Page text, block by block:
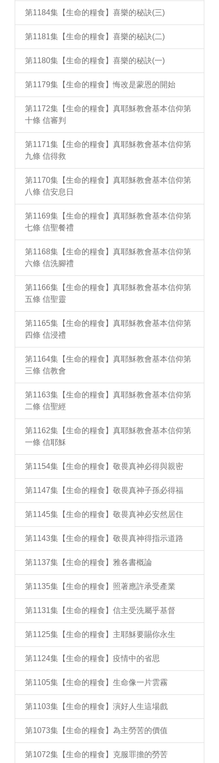
第1184集【生命的糧食】喜樂的秘訣(三)
第1181集【生命的糧食】喜樂的秘訣(二)
第1180集【生命的糧食】喜樂的秘訣(一)
第1179集【生命的糧食】悔改是蒙恩的開始
第1172集【生命的糧食】真耶穌教會基本信仰第
十條 信審判
第1171集【生命的糧食】真耶穌教會基本信仰第
九條 信得救
第1170集【生命的糧食】真耶穌教會基本信仰第
八條 信安息日
第1169集【生命的糧食】真耶穌教會基本信仰第
七條 信聖餐禮
第1168集【生命的糧食】真耶穌教會基本信仰第
六條 信洗腳禮
第1166集【生命的糧食】真耶穌教會基本信仰第
五條 信聖靈
第1165集【生命的糧食】真耶穌教會基本信仰第
四條 信浸禮
第1164集【生命的糧食】真耶穌教會基本信仰第
三條 信教會
第1163集【生命的糧食】真耶穌教會基本信仰第
二條 信聖經
第1162集【生命的糧食】真耶穌教會基本信仰第
一條 信耶穌
第1154集【生命的糧食】敬畏真神必得與親密
第1147集【生命的糧食】敬畏真神子孫必得福
第1145集【生命的糧食】敬畏真神必安然居住
第1143集【生命的糧食】敬畏真神得指示道路
第1137集【生命的糧食】雅各書概論
第1135集【生命的糧食】照著應許承受產業
第1131集【生命的糧食】信主受洗屬乎基督
第1125集【生命的糧食】主耶穌要賜你永生
第1124集【生命的糧食】疫情中的省思
第1105集【生命的糧食】生命像一片雲霧
第1103集【生命的糧食】演好人生這場戲
第1073集【生命的糧食】為主勞苦的價值
第1072集【生命的糧食】克服罪擔的勞苦